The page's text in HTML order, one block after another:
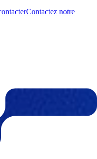
Contactez notre